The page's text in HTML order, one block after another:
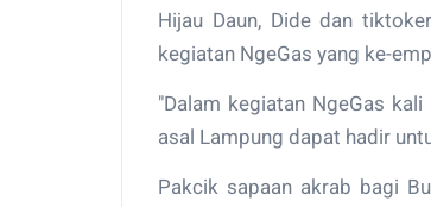
Hijau Daun, Dide dan
kegiatan NgeGas yang ke-
"Dalam kegiatan NgeGas
asal Lampung dapat hadir
Pakcik sapaan akrab bagi